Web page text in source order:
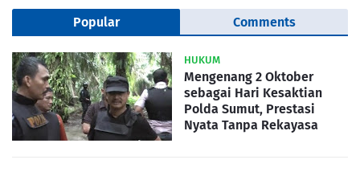
Popular Comments
HUKUM
Mengenang 2 Oktober
sebagai Hari Kesaktian
Polda Sumut, Prestasi
Nyata Tanpa Rekayasa